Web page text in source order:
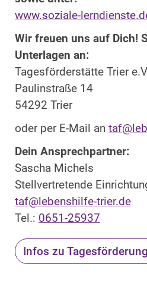
www.soziale-
Wir freuen uns auf Dich!
Unterlagen an:
Tagesförderstätte Trier
Paulinstraße 14
54292 Trier
oder per E-Mail an
Dein Ansprechpartner:
Sascha Michels
Stellvertretende
taf@lebenshilfe-trier.de
Tel.: 0651-25937
Infos zu